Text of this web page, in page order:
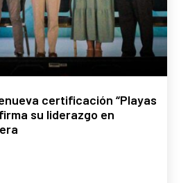
certificación “Playas
su liderazgo en